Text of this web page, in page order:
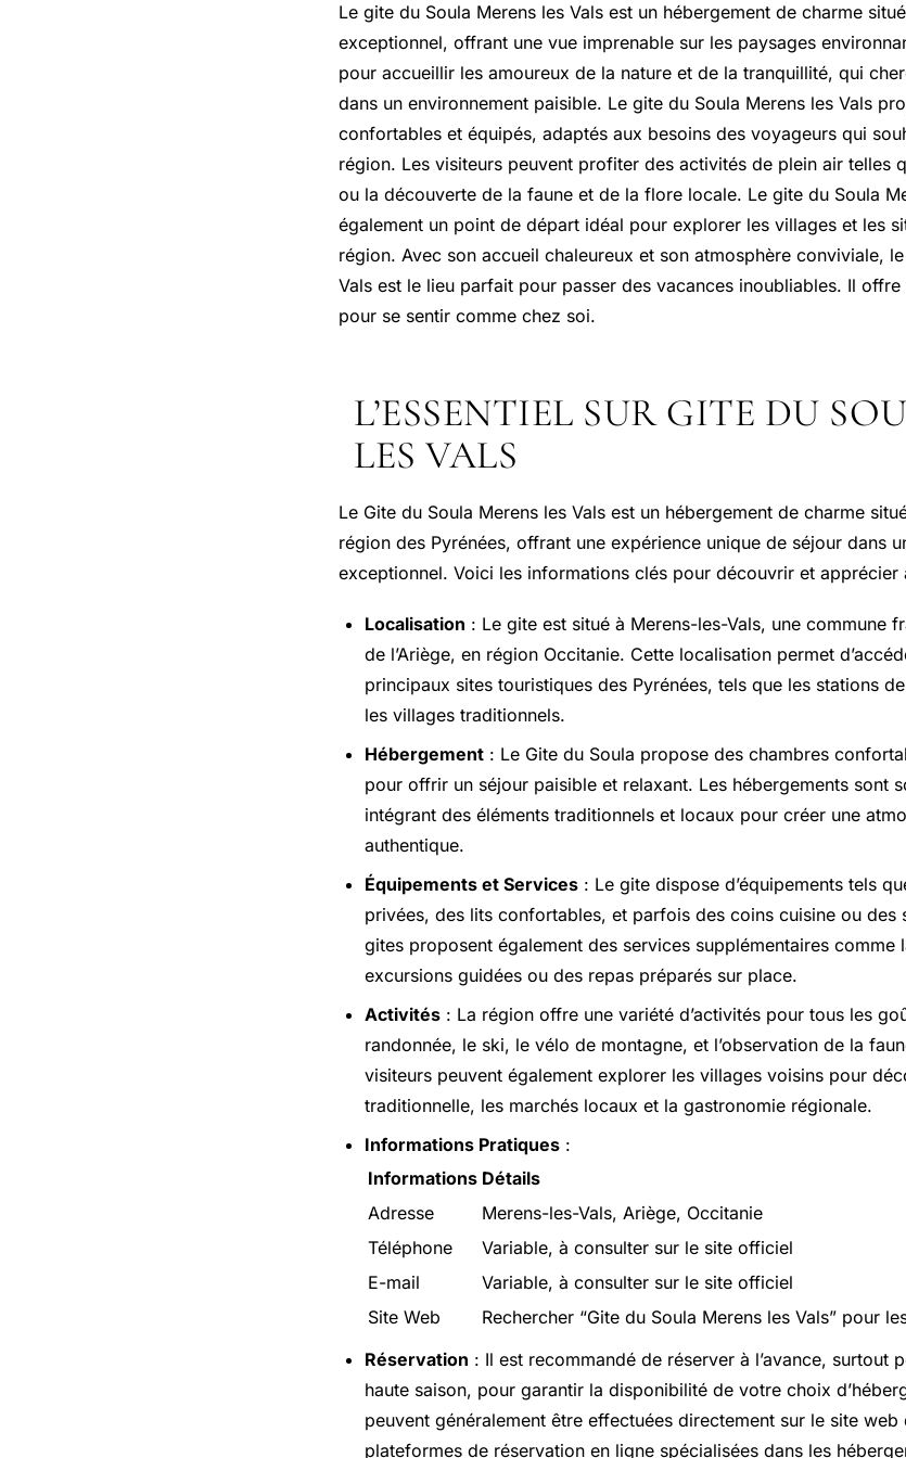
Le gite du Soula Merens les Vals est un hébergement de charme
exceptionnel, offrant une vue imprenable sur les paysages
pour accueillir les amoureux de la nature et de la tranquillité, qui
dans un environnement paisible. Le gite du Soula Merens les Vals
confortables et équipés, adaptés aux besoins des voyageurs qui
région. Les visiteurs peuvent profiter des activités de plein air telles
ou la découverte de la faune et de la flore locale. Le gite du Soula
également un point de départ idéal pour explorer les villages et les
région. Avec son accueil chaleureux et son atmosphère conviviale,
Vals est le lieu parfait pour passer des vacances inoubliables. Il
pour se sentir comme chez soi.
L’ESSENTIEL SUR GITE DU
LES VALS
Le Gite du Soula Merens les Vals est un hébergement de charme
région des Pyrénées, offrant une expérience unique de séjour dans
exceptionnel. Voici les informations clés pour découvrir et apprécier
Localisation : Le gite est situé à Merens-les-Vals, une commune
de l’Ariège, en région Occitanie. Cette localisation permet
principaux sites touristiques des Pyrénées, tels que les stations
les villages traditionnels.
Hébergement : Le Gite du Soula propose des chambres
pour offrir un séjour paisible et relaxant. Les hébergements sont
intégrant des éléments traditionnels et locaux pour créer une
authentique.
Équipements et Services : Le gite dispose d’équipements tels
privées, des lits confortables, et parfois des coins cuisine ou des
gites proposent également des services supplémentaires comme
excursions guidées ou des repas préparés sur place.
Activités : La région offre une variété d’activités pour tous les
randonnée, le ski, le vélo de montagne, et l’observation de la
visiteurs peuvent également explorer les villages voisins pour
traditionnelle, les marchés locaux et la gastronomie régionale.
Informations Pratiques :
Informations Détails
Adresse
Merens-les-Vals, Ariège, Occitanie
Téléphone
Variable, à consulter sur le site officiel
E-mail
Variable, à consulter sur le site officiel
Site Web
Rechercher “Gite du Soula Merens les Vals” pour
Réservation : Il est recommandé de réserver à l’avance, surtout
haute saison, pour garantir la disponibilité de votre choix
peuvent généralement être effectuées directement sur le site
plateformes de réservation en ligne spécialisées dans les